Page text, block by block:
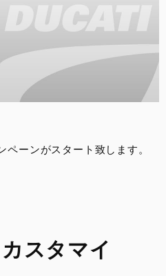
ーンがスタート致します。
スタマイ